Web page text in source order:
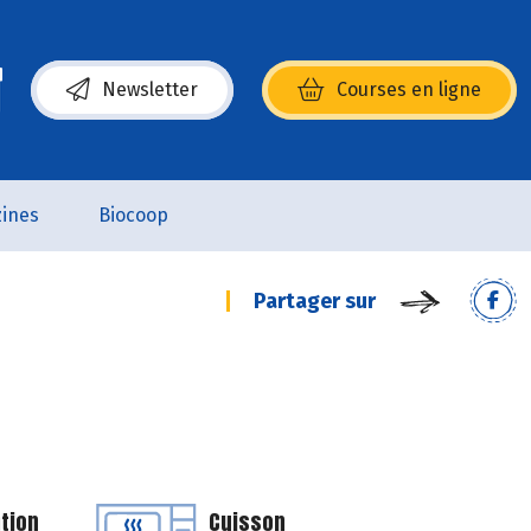
Newsletter Courses en ligne
(s’ouvre dans une nouvelle fenêtre)
Biocoop
Partager sur
Cuisson